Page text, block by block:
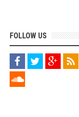
FOLLOW US